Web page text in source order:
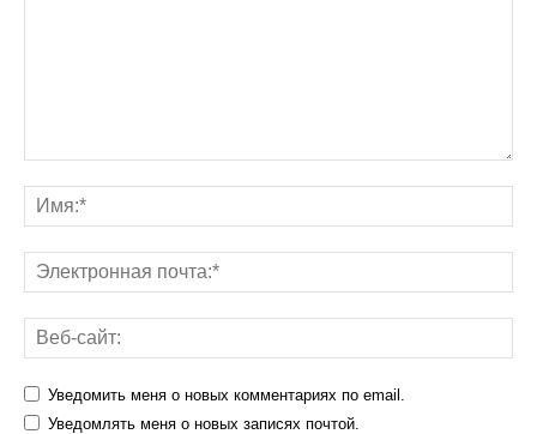
Уведомить меня о новых комментариях по email.
Уведомлять меня о новых записях почтой.